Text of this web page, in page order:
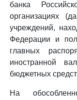
банка
организациях
учреждений,
Федерации и
главных
иностранной
бюджетных
На